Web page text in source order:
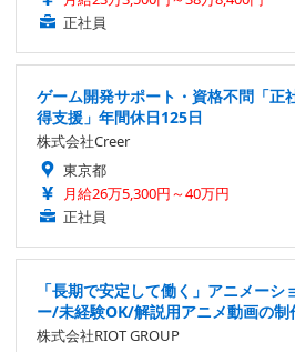
正社員
ゲーム開発サポート・資格不問「正
得支援」年間休日125日
株式会社Creer
東京都
月給26万5,300円～40万円
正社員
「長期で安定して働く」アニメーシ
ー/未経験OK/解説用アニメ動画の制
株式会社RIOT GROUP